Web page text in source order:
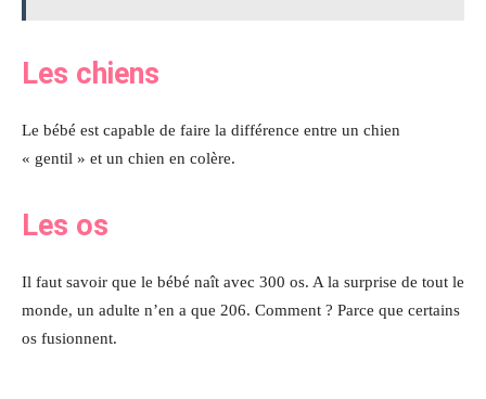
Les chiens
Le bébé est capable de faire la différence entre un chien
« gentil » et un chien en colère.
Les os
Il faut savoir que le bébé naît avec 300 os. A la surprise de tout le
monde, un adulte n’en a que 206. Comment ? Parce que certains
os fusionnent.